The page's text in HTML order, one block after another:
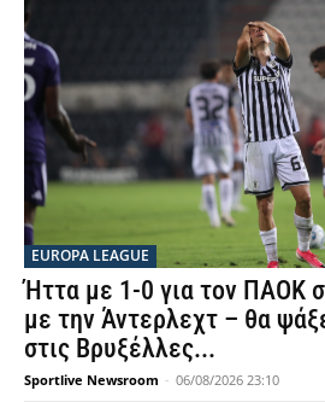
EUROPA LEAGUE
Ήττα με 1-0 για τον ΠΑΟΚ
με την Άντερλεχτ – θα
στις Βρυξέλλες...
Sportlive Newsroom - 06/08/2026 23:10